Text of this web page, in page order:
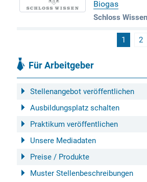
Biogas
Schloss
1 2
Für Arbeitgeber
Stellenangebot veröffentlichen
Ausbildungsplatz schalten
Praktikum veröffentlichen
Unsere Mediadaten
Preise / Produkte
Muster Stellenbeschreibungen